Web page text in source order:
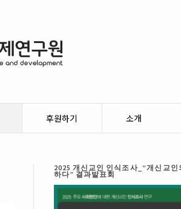
후원하기 소개
2025 개신교인 인식조사_“개신교인
하다” 결과발표회